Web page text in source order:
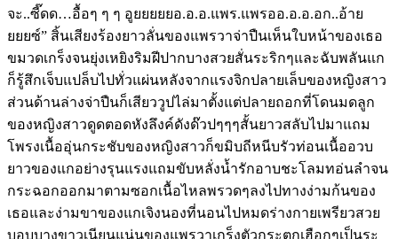
จะ..ซี๊ดด…อื้อๆ ๆ ๆ อูยยยยยอ.อ.อ.แพร.แพรออ.อ.อ.อก..อ้าย
ยยยซ์” สิ้นเสียงร้องยาวลั่นของแพรวาจ่าปืนเห็นใบหน้าของเธอ
ขมวดเกร็งจนยุ่งเหยิงริมฝีปากบางสวยสั่นระริกๆและฉับพลันแก
ก็รู้สึกเจ็บแปล็บไปทั่วแผ่นหลังจากแรงจิกปลายเล็บของหญิงสาว
ส่วนด้านล่างจ่าปืนก็เสียววูปไล่มาตั้งแต่ปลายถอกที่โดนมดลูก
ของหญิงสาวดูดตอดหังลึงค์ดังด๊วปๆๆๆสั้นยาวสลับไปมาแถม
โพรงเนื้ออุ่นกระชับของหญิงสาวก็ขมิบถีหนีบรัวท่อนเนื้ออวบ
ยาวของแกอย่างรุนแรงแถมขับหลั่งน้ำรักอาบชะโลมทอ่นลำจน
กระฉอกออกมาตามซอกเนื้อไหลพรวดๆลงไปทางง่ามก้นของ
เธอและง่ามขาของแกเจิงนองที่นอนไปหมดร่างกายเพรียวสวย
บอบบางขาวเนียนแน่นของแพรวาเกร็งตัวกระตุกเฮือกๆเป็นระ